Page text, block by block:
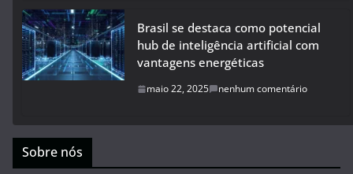
Brasil se destaca como potencial
hub de inteligência artificial com
vantagens energéticas
maio 22, 2025 nenhum comentário
Sobre nós